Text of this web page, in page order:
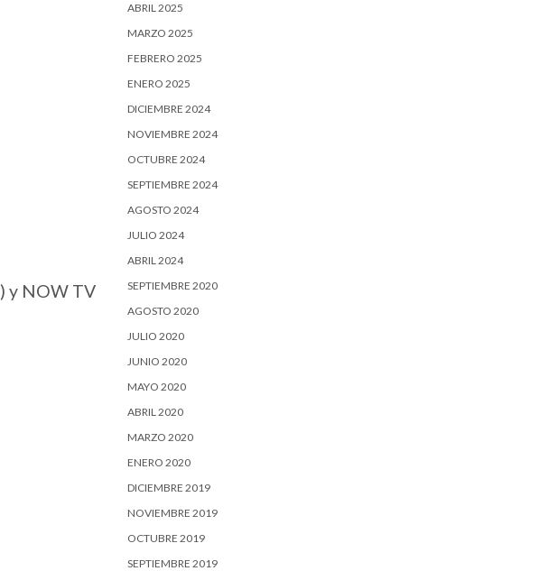
y NOW TV
ABRIL 2025
MARZO 2025
FEBRERO 2025
ENERO 2025
DICIEMBRE 2024
NOVIEMBRE 2024
OCTUBRE 2024
SEPTIEMBRE 2024
AGOSTO 2024
JULIO 2024
ABRIL 2024
SEPTIEMBRE 2020
AGOSTO 2020
JULIO 2020
JUNIO 2020
MAYO 2020
ABRIL 2020
MARZO 2020
ENERO 2020
DICIEMBRE 2019
NOVIEMBRE 2019
OCTUBRE 2019
SEPTIEMBRE 2019